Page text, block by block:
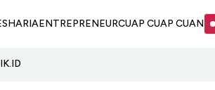
SHARIAENTREPRENEURCUAP CUAP CUAN